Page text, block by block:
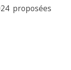
proposées